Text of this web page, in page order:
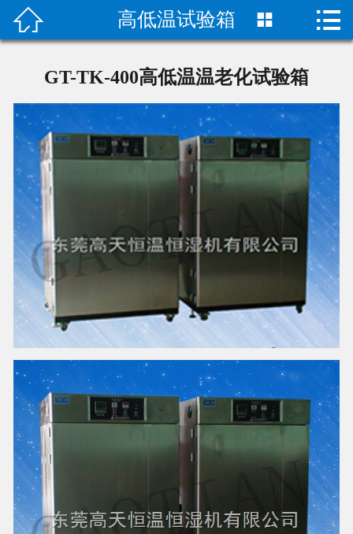
 首页
关于我们
成功案例
荣誉资质
联系我们
二次元
 高低温试验箱  
GT-TK-400高低温温老化试验箱